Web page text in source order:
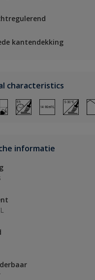
kantendekking
characteristics
informatie